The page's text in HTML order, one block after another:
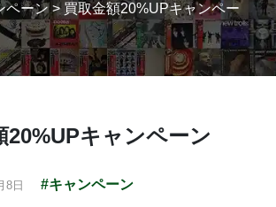
ペーン>買取金額20%UPキャンペー
20%UPキャンペーン
8日 #キャンペーン